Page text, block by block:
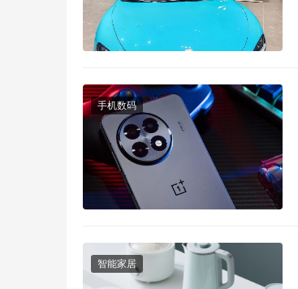
手机数码
智能家居